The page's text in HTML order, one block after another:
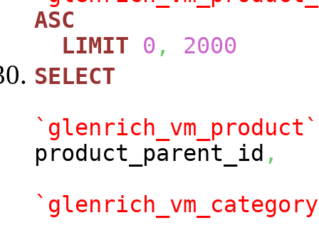
ASC
LIMIT
0 ,
2000
SELECT
`glenrich_vm_product`
product_parent_id ,